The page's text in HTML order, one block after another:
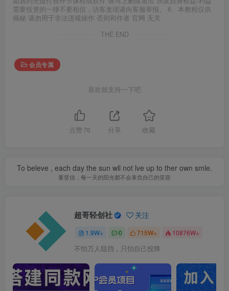
需要投资的一律不要相信，访客发现请向客服举报。 6、本教程仅供
揭秘 请勿用于非法违规操作 否则和作者 官网 无关
THE END
会员专属
喜欢就支持一下吧
点赞 76 分享 收藏
To beleve , each day the sun wll not lve up to ther own smle.
要坚信，每一天的阳光都不会辜负自己的笑容
超哥轻创社 关注
1.9W+ 0 715W+ 10876W+
不怕万人阻挡，只怕自己投降